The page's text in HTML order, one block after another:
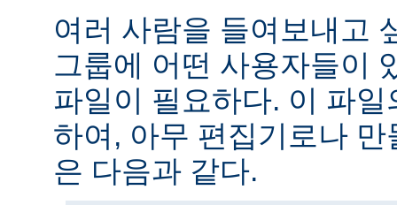
여러 사람을 들여보내고
그룹에 어떤 사용자들이
파일이 필요하다. 이 파
하여, 아무 편집기로나
은 다음과 같다.